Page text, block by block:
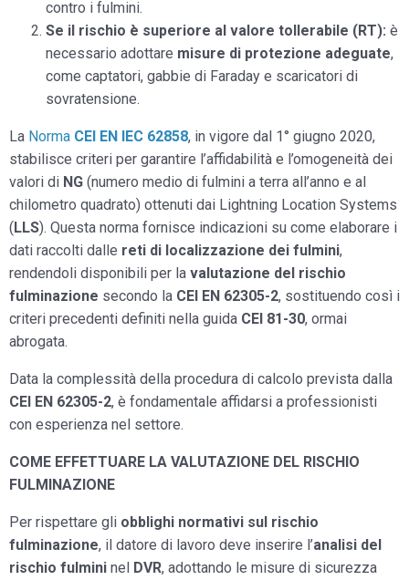
contro i fulmini.
Se il rischio è superiore al valore tollerabile (RT): è
necessario adottare misure di protezione adeguate,
come captatori, gabbie di Faraday e scaricatori di
sovratensione.
La Norma CEI EN IEC 62858, in vigore dal 1° giugno 2020,
stabilisce criteri per garantire l’affidabilità e l’omogeneità dei
valori di NG (numero medio di fulmini a terra all’anno e al
chilometro quadrato) ottenuti dai Lightning Location Systems
(LLS). Questa norma fornisce indicazioni su come elaborare i
dati raccolti dalle reti di localizzazione dei fulmini,
rendendoli disponibili per la valutazione del rischio
fulminazione secondo la CEI EN 62305-2, sostituendo così i
criteri precedenti definiti nella guida CEI 81-30, ormai
abrogata.
Data la complessità della procedura di calcolo prevista dalla
CEI EN 62305-2, è fondamentale affidarsi a professionisti
con esperienza nel settore.
COME EFFETTUARE LA VALUTAZIONE DEL RISCHIO
FULMINAZIONE
Per rispettare gli obblighi normativi sul rischio
fulminazione, il datore di lavoro deve inserire l’analisi del
rischio fulmini nel DVR, adottando le misure di sicurezza